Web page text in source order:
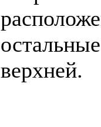
верхней.